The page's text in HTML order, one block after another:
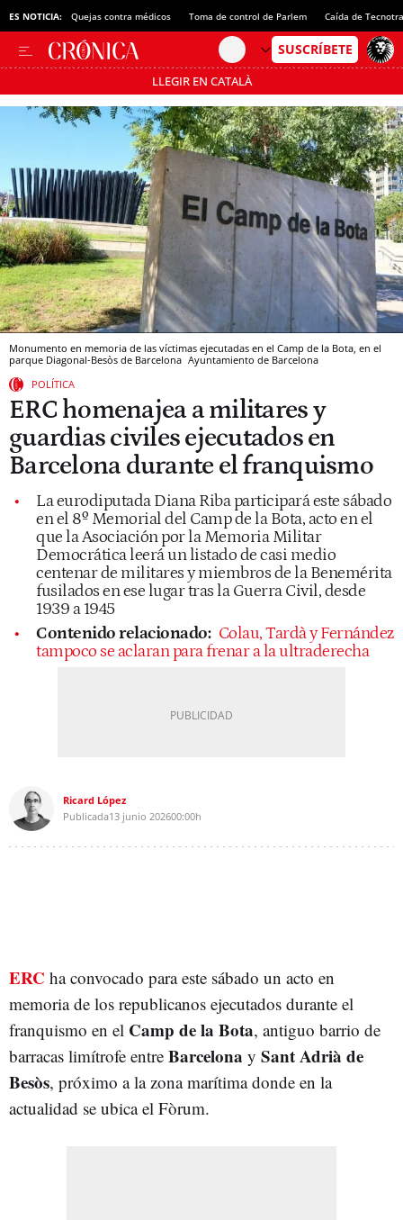
ES NOTICIA: Quejas contra médicos Toma de control de Parlem Caída de
LLEGIR EN CATALÀ
Pásate al MODO AHORRO
Monumento en memoria de las víctimas ejecutadas en el Camp de la Bota, en el
parque Diagonal-Besòs de Barcelona Ayuntamiento de Barcelona
POLÍTICA
ERC homenajea a militares y
guardias civiles ejecutados en
Barcelona durante el franquismo
La eurodiputada Diana Riba participará este sábado
en el 8º Memorial del Camp de la Bota, acto en el
que la Asociación por la Memoria Militar
Democrática leerá un listado de casi medio
centenar de militares y miembros de la Benemérita
fusilados en ese lugar tras la Guerra Civil, desde
1939 a 1945
Contenido relacionado: Colau, Tardà y Fernández
tampoco se aclaran para frenar a la ultraderecha
Ricard López
Publicada13 junio 202600:00h
ERC ha convocado para este sábado un acto en
memoria de los republicanos ejecutados durante el
franquismo en el Camp de la Bota, antiguo barrio de
barracas limítrofe entre Barcelona y Sant Adrià de
Besòs, próximo a la zona marítima donde en la
actualidad se ubica el Fòrum.